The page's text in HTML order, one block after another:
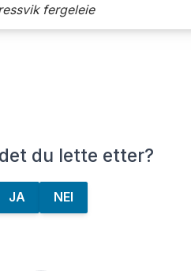
fergeleie
du lette etter?
JA NEI